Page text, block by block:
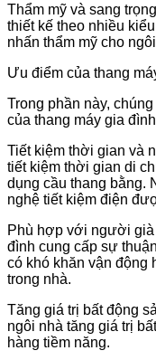
Thẩm mỹ và sang
thiết kế theo nhiều
nhấn thẩm mỹ cho
Ưu điểm của thang
Trong phần này,
của thang máy gia
Tiết kiệm thời gian và
tiết kiệm thời gian di
dụng cầu thang bằng.
nghệ tiết kiệm điện
Phù hợp với người
đình cung cấp sự
có khó khăn vận động
trong nhà.
Tăng giá trị bất động
ngôi nhà tăng giá trị
hàng tiềm năng.